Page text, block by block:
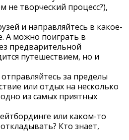
не творческий процесс?),
и направляйтесь в какое-
А можно поиграть в
предварительной
путешествием, но и
за пределы
или отдых на несколько
из самых приятных
или каком-то
Кто знает,